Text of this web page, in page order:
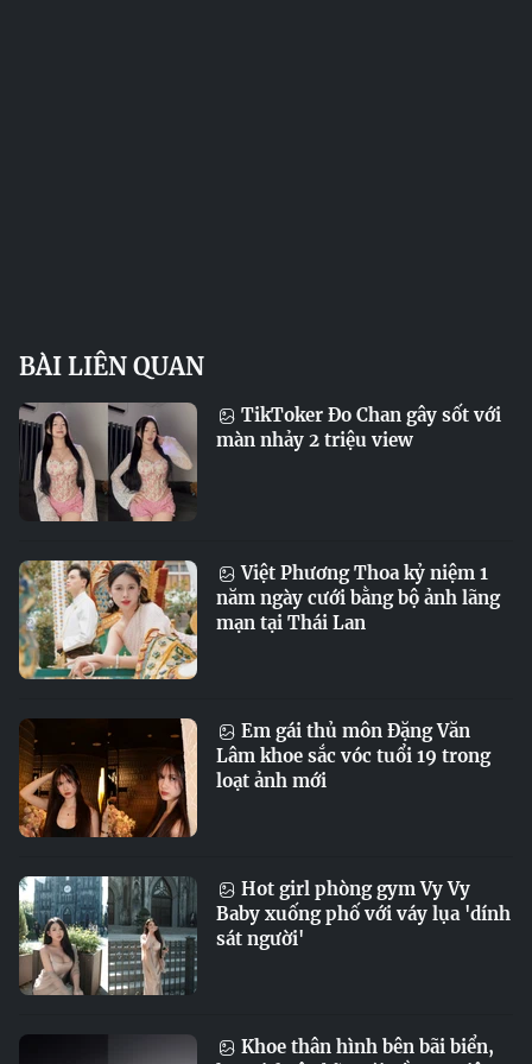
BÀI LIÊN QUAN
TikToker Đo Chan gây sốt với
màn nhảy 2 triệu view
Việt Phương Thoa kỷ niệm 1
năm ngày cưới bằng bộ ảnh lãng
mạn tại Thái Lan
Em gái thủ môn Đặng Văn
Lâm khoe sắc vóc tuổi 19 trong
loạt ảnh mới
Hot girl phòng gym Vy Vy
Baby xuống phố với váy lụa 'dính
sát người'
Khoe thân hình bên bãi biển,